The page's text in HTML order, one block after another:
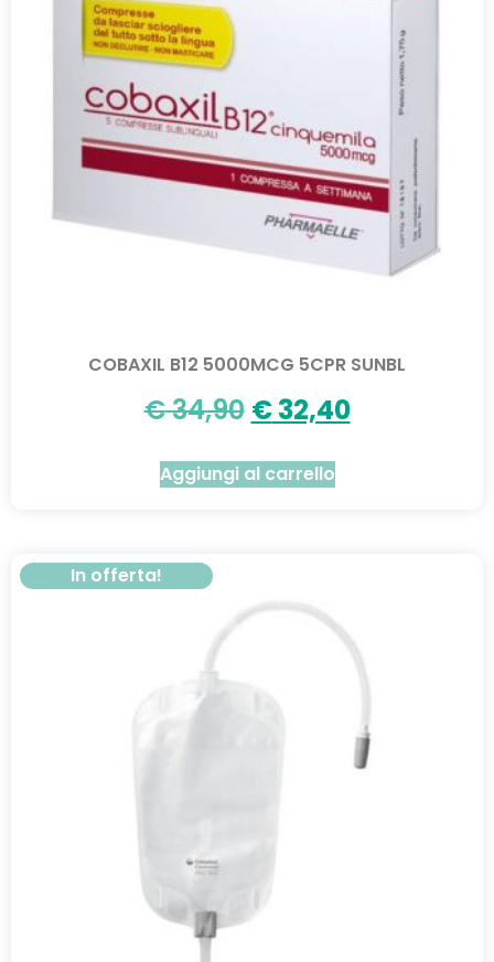
COBAXIL B12 5000MCG 5CPR SUNBL
€34,90 €32,40
Aggiungi al carrello
In offerta!